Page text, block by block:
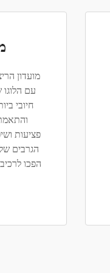
עם
חיובי
פציעות
הגרבים
הפכו